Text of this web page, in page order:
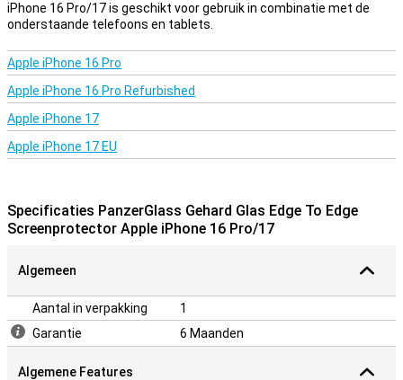
Alles afgedekt
de iPhone 16 Pro/17. Dankzij het edge-to-edge ontwerp wordt de
volledige voorkant beschermd, van rand tot rand. Zo weet je zeker
dat je toestel optimaal beveiligd is tegen krassen en stoten.
iPhone 16 Pro/17 is geschikt voor gebruik in combinatie met de
onderstaande telefoons en tablets.
Apple iPhone 16 Pro
Apple iPhone 16 Pro Refurbished
Apple iPhone 17
Apple iPhone 17 EU
Specificaties PanzerGlass Gehard Glas Edge To Edge
Screenprotector Apple iPhone 16 Pro/17
Algemeen
Aantal in verpakking
1
Garantie
6 Maanden
Algemene Features